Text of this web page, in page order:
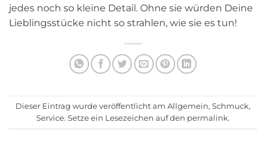
jedes noch so kleine Detail. Ohne sie würden Deine
Lieblingsstücke nicht so strahlen, wie sie es tun!
Dieser Eintrag wurde veröffentlicht am Allgemein, Schmuck,
Service. Setze ein Lesezeichen auf den permalink.